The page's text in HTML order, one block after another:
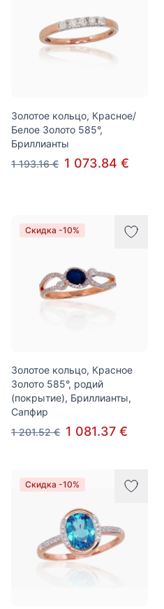
Золотое кольцо, Красное/
Белое Золото 585°,
Бриллианты
1 193.16 € 1 073.84 €
Скидка -10%
Золотое кольцо, Красное
Золото 585°, родий
(покрытие), Бриллианты,
Сапфир
1 201.52 € 1 081.37 €
Скидка -10%